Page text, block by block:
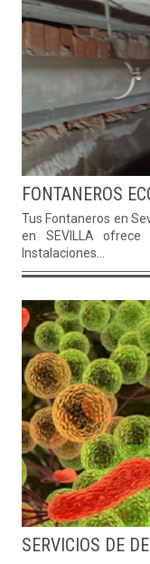
FONTANEROS
Tus Fontaneros en
en SEVILLA
Instalaciones...
SERVICIOS DE